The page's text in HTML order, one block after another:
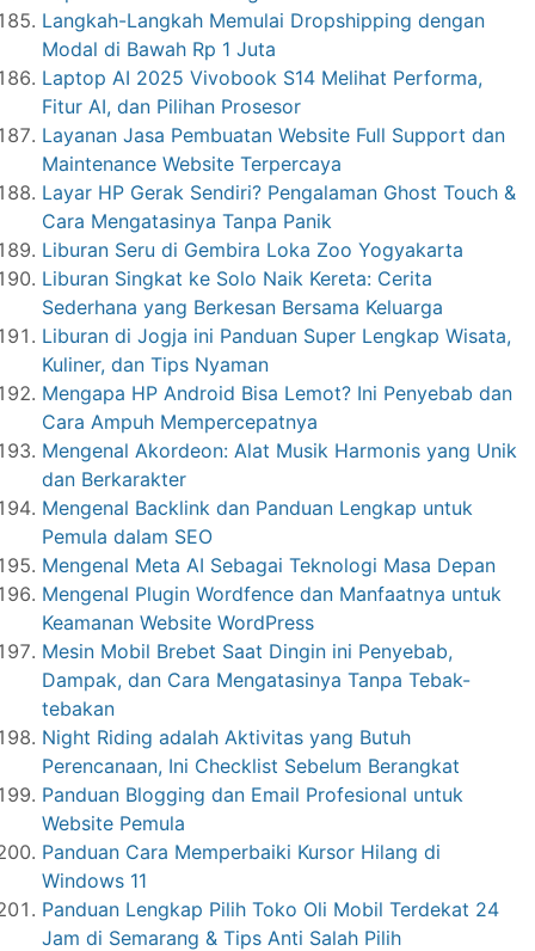
Langkah-Langkah Memulai Dropshipping dengan
Modal di Bawah Rp 1 Juta
Laptop AI 2025 Vivobook S14 Melihat Performa,
Fitur AI, dan Pilihan Prosesor
Layanan Jasa Pembuatan Website Full Support dan
Maintenance Website Terpercaya
Layar HP Gerak Sendiri? Pengalaman Ghost Touch &
Cara Mengatasinya Tanpa Panik
Liburan Seru di Gembira Loka Zoo Yogyakarta
Liburan Singkat ke Solo Naik Kereta: Cerita
Sederhana yang Berkesan Bersama Keluarga
Liburan di Jogja ini Panduan Super Lengkap Wisata,
Kuliner, dan Tips Nyaman
Mengapa HP Android Bisa Lemot? Ini Penyebab dan
Cara Ampuh Mempercepatnya
Mengenal Akordeon: Alat Musik Harmonis yang Unik
dan Berkarakter
Mengenal Backlink dan Panduan Lengkap untuk
Pemula dalam SEO
Mengenal Meta AI Sebagai Teknologi Masa Depan
Mengenal Plugin Wordfence dan Manfaatnya untuk
Keamanan Website WordPress
Mesin Mobil Brebet Saat Dingin ini Penyebab,
Dampak, dan Cara Mengatasinya Tanpa Tebak-
tebakan
Night Riding adalah Aktivitas yang Butuh
Perencanaan, Ini Checklist Sebelum Berangkat
Panduan Blogging dan Email Profesional untuk
Website Pemula
Panduan Cara Memperbaiki Kursor Hilang di
Windows 11
Panduan Lengkap Pilih Toko Oli Mobil Terdekat 24
Jam di Semarang & Tips Anti Salah Pilih